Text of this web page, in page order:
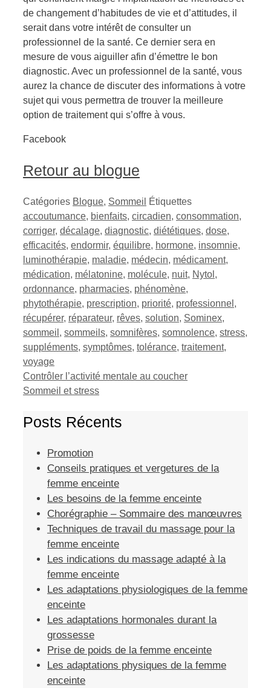
de changement d’habitudes de vie et d’attitudes, il
serait dans votre intérêt de consulter un
professionnel de la santé. Ce dernier sera en
mesure de vous aiguiller afin d’émettre le bon
diagnostic. Avec un professionnel de la santé, vous
aurez la chance de discuter des informations à votre
sujet qui vous permettra de trouver la meilleure
option de traitement qui s’offre à vous.
Facebook
Retour au blogue
Catégories Blogue, Sommeil
Étiquettes
accoutumance, bienfaits, circadien, consommation,
corriger, décalage, diagnostic, diététiques, dose,
efficacités, endormir, équilibre, hormone, insomnie,
luminothérapie, maladie, médecin, médicament,
médication, mélatonine, molécule, nuit, Nytol ,
ordonnance, pharmacies, phénomène,
phytothérapie, prescription, priorité, professionnel ,
récupérer, réparateur, rêves, solution, Sominex,
sommeil , sommeils, somnifères, somnolence, stress,
suppléments, symptômes, tolérance, traitement,
voyage
Contrôler l’activité mentale au coucher
Sommeil et stress
Posts Récents
Promotion
Conseils pratiques et vergetures de la
femme enceinte
Les besoins de la femme enceinte
Chorégraphie – Sommaire des manœuvres
Techniques de travail du massage pour la
femme enceinte
Les indications du massage adapté à la
femme enceinte
Les adaptations physiologiques de la femme
enceinte
Les adaptations hormonales durant la
grossesse
Prise de poids de la femme enceinte
Les adaptations physiques de la femme
enceinte